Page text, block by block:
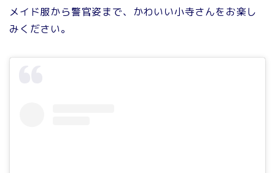
メイド服から警官姿まで、かわいい小寺さんをお楽し
みください。